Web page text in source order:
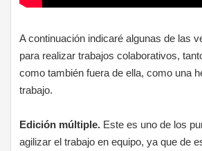
A continuación indicaré algunas de las
para realizar trabajos colaborativos,
como también fuera de ella, como una
trabajo.
Edición múltiple. Este es uno de los
agilizar el trabajo en equipo, ya que de